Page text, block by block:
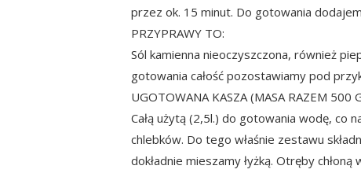
przez ok. 15 minut. Do gotowania
PRZYPRAWY TO:
Sól kamienna nieoczyszczona, również
gotowania całość pozostawiamy pod
UGOTOWANA KASZA (MASA RAZEM 500
Całą użytą (2,5l.) do gotowania wodę, co
chlebków. Do tego właśnie zestawu
dokładnie mieszamy łyżką. Otręby